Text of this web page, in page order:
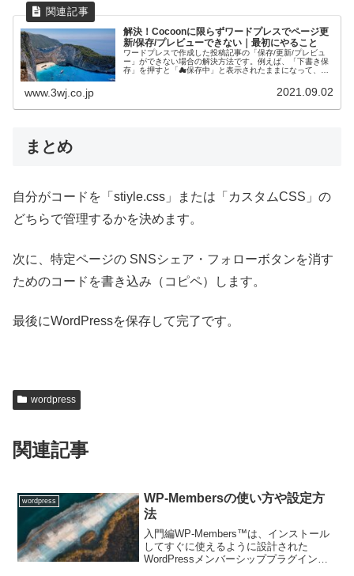
解決！Cocoonに限らずワードプレスでページ更
新/保存/プレビューできない｜最初にやること
ワードプレスで作成した投稿記事の「保存/更新/プレビュ
ー」ができない場合の解決方法です。例えば、「下書き保
存」を押すと「☁保存中」と表示されたままになって、投
www.3wj.co.jp 2021.09.02
まとめ
自分がコードを「stiyle.css」または「カスタムCSS」の
どちらで管理するかを決めます。
次に、特定ページの SNSシェア・フォローボタンを消す
ためのコードを書き込み（コピペ）します。
最後にWordPressを保存して完了です。
wordpress
関連記事
wordpress
WP-Membersの使い方や設定方
法
入門編WP-Members™は、インストール
してすぐに使えるように設計された
WordPressメンバーシッププラグインで